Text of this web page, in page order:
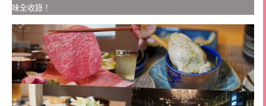
味全收錄！